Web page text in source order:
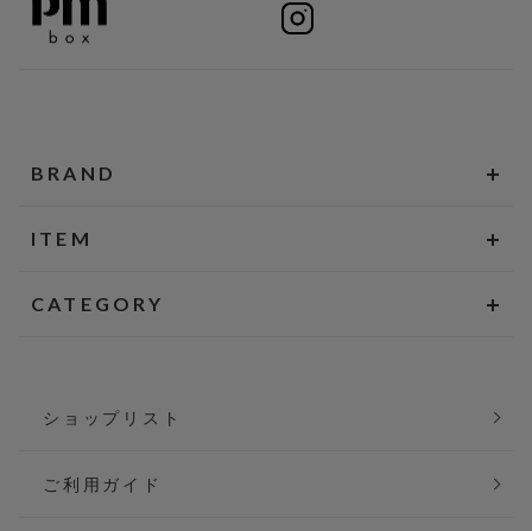
BRAND
ITEM
CATEGORY
ショップリスト
ご利用ガイド